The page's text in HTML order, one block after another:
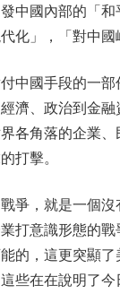
中國內部的「
化」，「對中國
中國手段的一
濟、政治到金
各角落的企業
打擊。
爭，就是一個
打意識形態的
的，這更突顯
些在在說明了